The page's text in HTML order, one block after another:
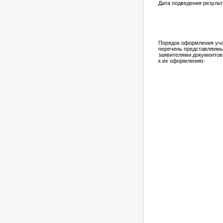
Дата подведения
Порядок оформления
перечень
заявителями
к их оформлению: